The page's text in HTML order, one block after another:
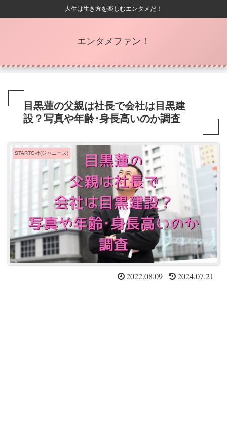
人生は生き方を楽しむエンタメだ！
エンタメファン！
目黒蓮の父親は社長で会社は目黒建
設？写真や年齢･身長高いのか調査
STARTO社(ジャニーズ)
2022.08.09 2024.07.21